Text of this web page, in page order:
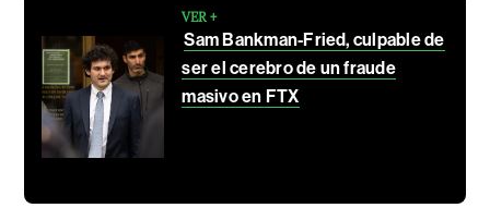
VER +
Sam Bankman-Fried, culpable de
ser el cerebro de un fraude
masivo en FTX